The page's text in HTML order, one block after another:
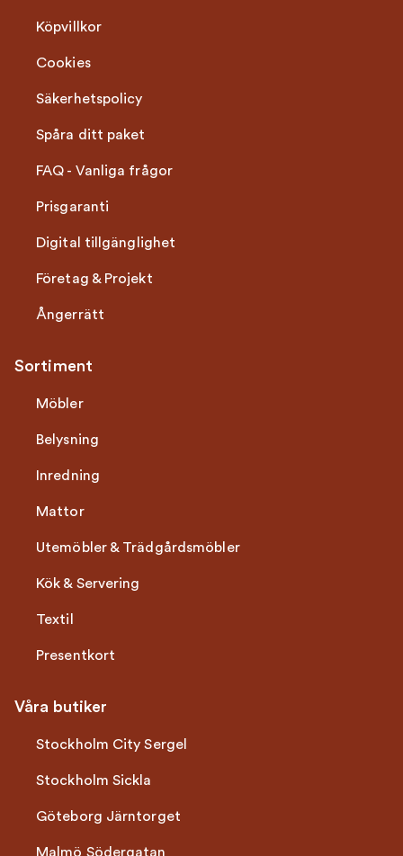
Köpvillkor
Cookies
Säkerhetspolicy
Spåra ditt paket
FAQ - Vanliga frågor
Prisgaranti
Digital tillgänglighet
Företag & Projekt
Ångerrätt
Sortiment
Möbler
Belysning
Inredning
Mattor
Utemöbler & Trädgårdsmöbler
Kök & Servering
Textil
Presentkort
Våra butiker
Stockholm City Sergel
Stockholm Sickla
Göteborg Järntorget
Malmö Södergatan